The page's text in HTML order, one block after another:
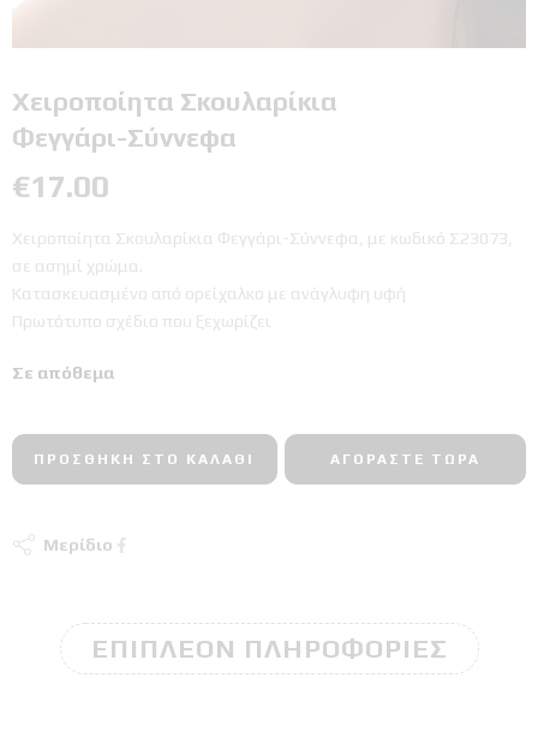
Χειροποίητα Σκουλαρίκια
Φεγγάρι-Σύννεφα
€17.00
Χειροποίητα Σκουλαρίκια Φεγγάρι-Σύννεφα, με κωδικό Σ23073,
σε ασημί χρώμα.
Κατασκευασμένο από ορείχαλκο με ανάγλυφη υφή
Πρωτότυπο σχέδιο που ξεχωρίζει
Σε απόθεμα
ΠΡΟΣΘΉΚΗ ΣΤΟ ΚΑΛΆΘΙ ΑΓΟΡΆΣΤΕ ΤΏΡΑ
Μερίδιο
ΕΠΙΠΛΈΟΝ ΠΛΗΡΟΦΟΡΊΕΣ